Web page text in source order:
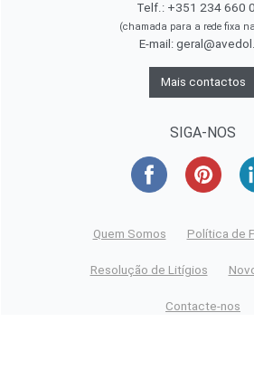
Telf.: +351 234 660
(chamada para a rede fixa
E-mail:
Mais contactos
SIGA-NOS
Quem Somos Política de
Resolução de Litígios
Contacte-nos